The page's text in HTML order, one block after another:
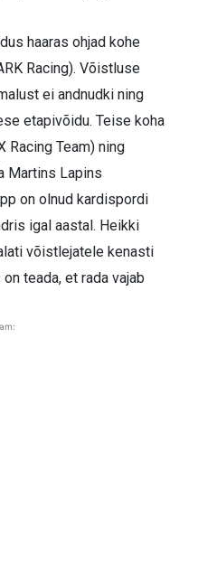
haaras ohjad kohe
Racing). Võistluse
ei andnudki ning
etapivõidu. Teise koha
Racing Team) ning
Martins Lapins
on olnud kardispordi
igal aastal. Heikki
võistlejatele kenasti
teada, et rada vajab